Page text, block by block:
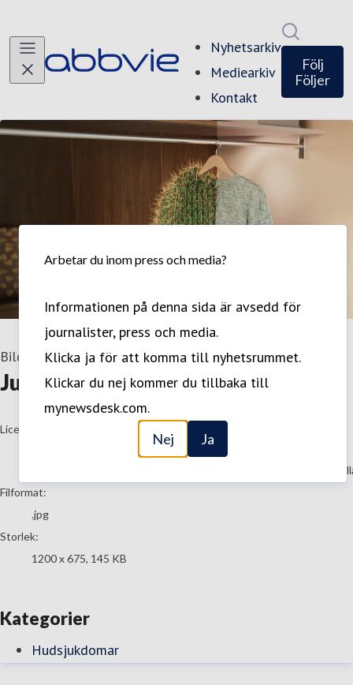
Arbetar du inom press och media?
Informationen på denna sida är avsedd för
journalister, press och media.
Klicka ja för att komma till nyhetsrummet.
Klickar du nej kommer du tillbaka till
mynewsdesk.com.
Nej Ja
Nyhetsarkiv
Mediearkiv
Kontakt
Följ
Följer
Bild 12 Oktober 2022
Jumper_kaktus
go to media item
Licens:
Innehållet får bara användas av Mynewsdesk. Det är alltså inte
Filformat:
.jpg
Storlek:
1200 x 675, 145 KB
Kategorier
Hudsjukdomar